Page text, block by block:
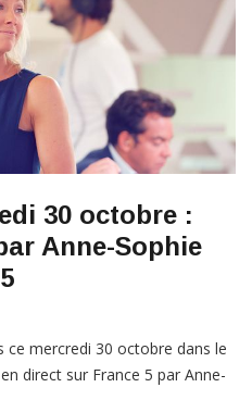
30 octobre :
Anne-Sophie
ce mercredi 30 octobre dans le
direct sur France 5 par Anne-